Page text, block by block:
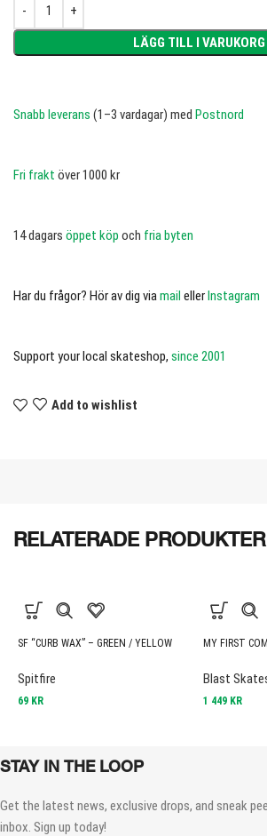
LÄGG TILL I VARUKORG
Snabb leverans (1–3 vardagar) med Postnord
Fri frakt över 1000 kr
14 dagars öppet köp och fria byten
Har du frågor? Hör av dig viamail ellerInstagram
Support your local skateshop, since 2001
Add to wishlist
RELATERADE PRODUKTER
SF “CURB WAX” – GREEN / YELLOW
Spitfire
69 KR
MY FIRST
Blast
1 449 KR
STAY IN THE LOOP
Get the latest news, exclusive drops, and sneak
inbox. Sign up today!